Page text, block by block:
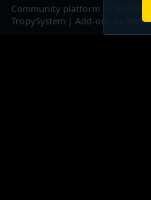
Community platform by XenForo
TropySystem | Add-ons by